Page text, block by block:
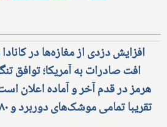
افزایش دزدی از مغازه‌ها در
افت صادرات به آمریکا؛ توافق
هرمز در قدم آخر و آماده اعلان